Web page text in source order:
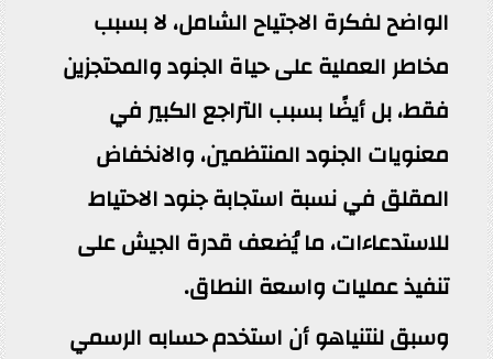
الواضح لفكرة الاجتياح الشامل، لا بسبب
مخاطر العملية على حياة الجنود والمحتجزين
فقط، بل أيضًا بسبب التراجع الكبير في
معنويات الجنود المنتظمين، والانخفاض
المقلق في نسبة استجابة جنود الاحتياط
للاستدعاءات، ما يُضعف قدرة الجيش على
تنفيذ عمليات واسعة النطاق.
وسبق لنتنياهو أن استخدم حسابه الرسمي